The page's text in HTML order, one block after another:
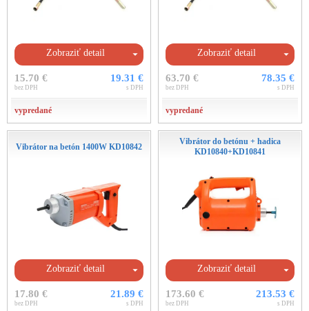
Zobraziť detail
15.70 €
bez DPH
19.31 €
s DPH
vypredané
Zobraziť detail
63.70 €
bez DPH
78.35 €
s DPH
vypredané
Vibrátor na betón 1400W KD10842
Zobraziť detail
17.80 €
bez DPH
21.89 €
s DPH
Vibrátor do betónu + hadica
KD10840+KD10841
Zobraziť detail
173.60 €
bez DPH
213.53 €
s DPH